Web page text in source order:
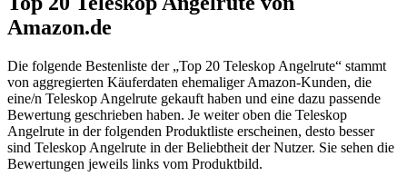
Amazon.de
Die folgende Bestenliste der „Top 20 Teleskop Angelrute“ stammt
von aggregierten Käuferdaten ehemaliger Amazon-Kunden, die
eine/n Teleskop Angelrute gekauft haben und eine dazu passende
Bewertung geschrieben haben. Je weiter oben die Teleskop
Angelrute in der folgenden Produktliste erscheinen, desto besser
sind Teleskop Angelrute in der Beliebtheit der Nutzer. Sie sehen die
Bewertungen jeweils links vom Produktbild.